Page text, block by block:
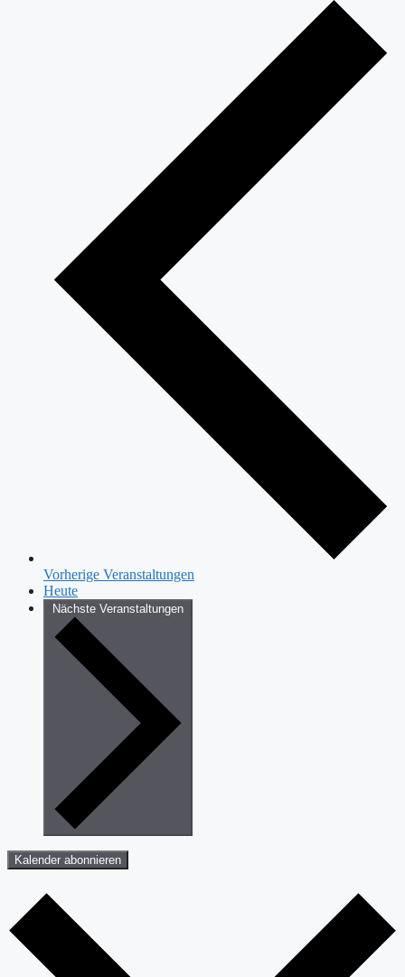
Vorherige Veranstaltungen
Heute
Nächste Veranstaltungen
Kalender abonnieren